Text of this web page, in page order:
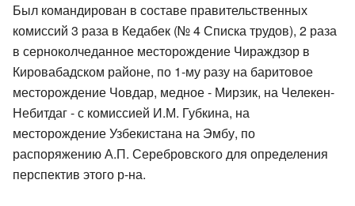
Был командирован в составе правительственных
комиссий 3 раза в Кедабек (№ 4 Списка трудов), 2 раза
в серноколчеданное месторождение Чираждзор в
Кировабадском районе, по 1-му разу на баритовое
месторождение Човдар, медное - Мирзик, на Челекен-
Небитдаг - с комиссией И.М. Губкина, на
месторождение Узбекистана на Эмбу, по
распоряжению А.П. Серебровского для определения
перспектив этого р-на.